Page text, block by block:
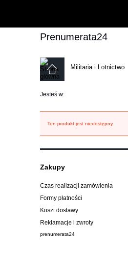
Prenumerata24
Militaria i Lotnictwo
Jesteś w:
Ten produkt jest niedostępny.
Zakupy
Czas realizacji zamówienia
Formy płatności
Koszt dostawy
Reklamacje i zwroty
prenumerata24